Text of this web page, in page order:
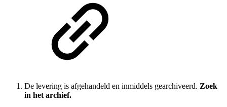
De levering is afgehandeld en inmiddels gearchiveerd. Zoek
in het archief.